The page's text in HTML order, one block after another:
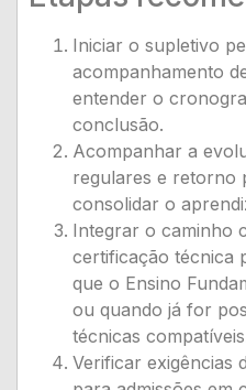
Iniciar o supletivo
acompanhamento
entender o
conclusão.
Acompanhar a
regulares e retorno
consolidar o
Integrar o caminho
certificação técnica
que o Ensino
ou quando já for
técnicas
Verificar exigências